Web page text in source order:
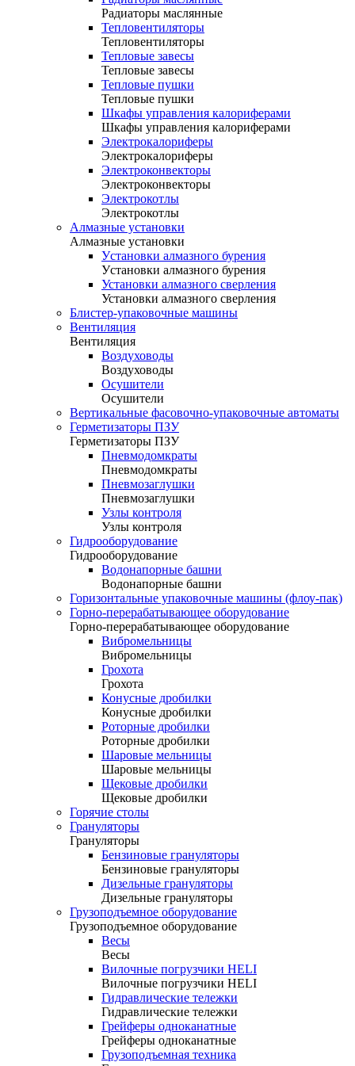
Радиаторы маслянные
Тепловентиляторы
Тепловентиляторы
Тепловые завесы
Тепловые завесы
Тепловые пушки
Тепловые пушки
Шкафы управления калориферами
Шкафы управления калориферами
Электрокалориферы
Электрокалориферы
Электроконвекторы
Электроконвекторы
Электрокотлы
Электрокотлы
Алмазные установки
Алмазные установки
Уcтановки алмазного бурения
Уcтановки алмазного бурения
Установки алмазного сверления
Установки алмазного сверления
Блистер-упаковочные машины
Вентиляция
Вентиляция
Воздуховоды
Воздуховоды
Осушители
Осушители
Вертикальные фасовочно-упаковочные автоматы
Герметизаторы ПЗУ
Герметизаторы ПЗУ
Пневмодомкраты
Пневмодомкраты
Пневмозаглушки
Пневмозаглушки
Узлы контроля
Узлы контроля
Гидрооборудование
Гидрооборудование
Водонапорные башни
Водонапорные башни
Горизонтальные упаковочные машины (флоу-пак)
Горно-перерабатывающее оборудование
Горно-перерабатывающее оборудование
Вибромельницы
Вибромельницы
Грохота
Грохота
Конусные дробилки
Конусные дробилки
Роторные дробилки
Роторные дробилки
Шаровые мельницы
Шаровые мельницы
Щековые дробилки
Щековые дробилки
Горячие столы
Грануляторы
Грануляторы
Бензиновые грануляторы
Бензиновые грануляторы
Дизельные грануляторы
Дизельные грануляторы
Грузоподъемное оборудование
Грузоподъемное оборудование
Весы
Весы
Вилочные погрузчики HELI
Вилочные погрузчики HELI
Гидравлические тележки
Гидравлические тележки
Грейферы одноканатные
Грейферы одноканатные
Грузоподъемная техника